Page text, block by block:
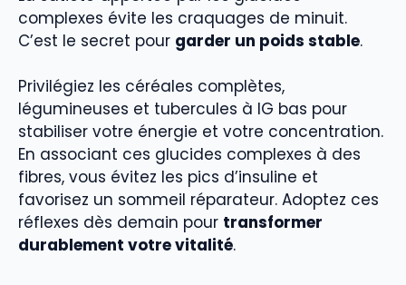
complexes évite les craquages de minuit.
C’est le secret pour garder un poids stable.
Privilégiez les céréales complètes,
légumineuses et tubercules à IG bas pour
stabiliser votre énergie et votre concentration.
En associant ces glucides complexes à des
fibres, vous évitez les pics d’insuline et
favorisez un sommeil réparateur. Adoptez ces
réflexes dès demain pour transformer
durablement votre vitalité.